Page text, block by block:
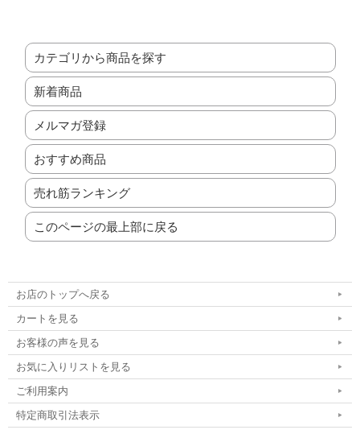
カテゴリから商品を探す
新着商品
メルマガ登録
おすすめ商品
売れ筋ランキング
このページの最上部に戻る
お店のトップへ戻る
カートを見る
お客様の声を見る
お気に入りリストを見る
ご利用案内
特定商取引法表示